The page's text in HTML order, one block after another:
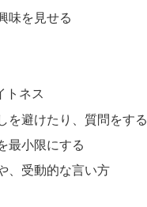
味を見せる
トネス
を避けたり、質問をする
最小限にする
、受動的な言い方